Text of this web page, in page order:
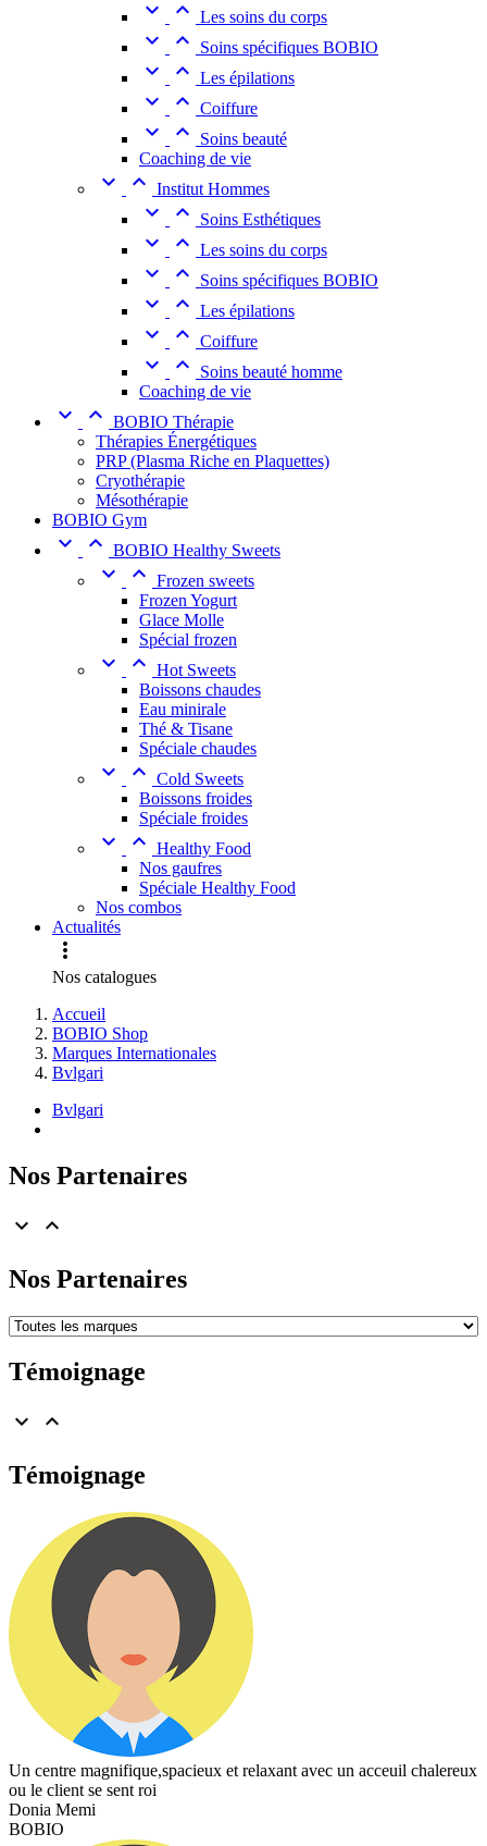
  Les soins du corps
  Soins spécifiques BOBIO
  Les épilations
  Coiffure
 
Soins beauté
Coaching de vie
  Institut Hommes
  Soins Esthétiques
  Les soins du corps
  Soins spécifiques BOBIO
  Les épilations
  Coiffure
 
Soins beauté homme
Coaching de vie
  BOBIO Thérapie
Thérapies Énergétiques
PRP (Plasma Riche en Plaquettes)
Cryothérapie
Mésothérapie
BOBIO Gym
  BOBIO Healthy Sweets
  Frozen sweets
Frozen Yogurt
Glace Molle
Spécial frozen
  Hot Sweets
Boissons chaudes
Eau minirale
Thé & Tisane
Spéciale chaudes
  Cold Sweets
Boissons froides
Spéciale froides
  Healthy Food
Nos gaufres
Spéciale Healthy Food
Nos combos
Actualités

Nos catalogues
Accueil
BOBIO Shop
Marques Internationales
Bvlgari
Bvlgari
Nos Partenaires
 
Nos Partenaires
Témoignage
 
Témoignage
Un centre magnifique,spacieux et relaxant avec un acceuil chalereux
ou le client se sent roi
Donia Memi
BOBIO